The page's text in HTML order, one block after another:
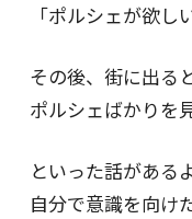
「ポルシェが欲し
その後、街に出る
ポルシェばかりを
といった話がある
自分で意識を向け